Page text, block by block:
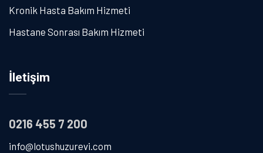
Kronik Hasta Bakım Hizmeti
Hastane Sonrası Bakım Hizmeti
İletişim
0216 455 7 200
info@lotushuzurevi.com